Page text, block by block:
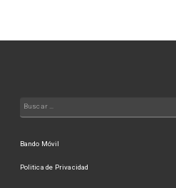
Bando Móvil
Politica de Privacidad